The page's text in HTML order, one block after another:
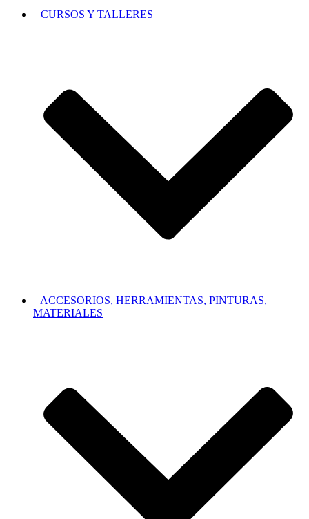
CURSOS Y TALLERES
ACCESORIOS, HERRAMIENTAS, PINTURAS,
MATERIALES